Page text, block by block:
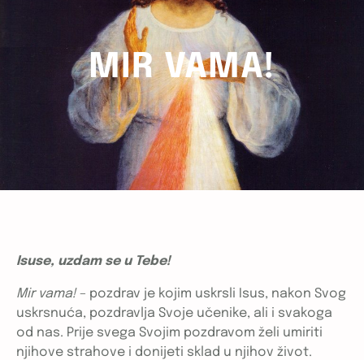
MIR VAMA!
Isuse, uzdam se u Tebe!
Mir vama!– pozdrav je kojim uskrsli Isus, nakon Svog
uskrsnuća, pozdravlja Svoje učenike, ali i svakoga
od nas. Prije svega Svojim pozdravom želi umiriti
njihove strahove i donijeti sklad u njihov život.